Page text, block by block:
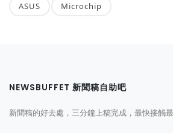
ASUS Microchip
NEWSBUFFET 新聞稿自助吧
新聞稿的好去處，三分鐘上稿完成，最快接觸